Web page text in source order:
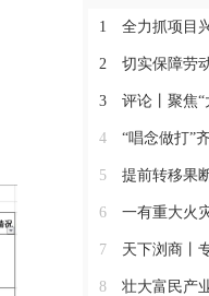
1 全力抓项目兴产业保
2 切实保障劳
3 评论丨聚焦“大县挑
4 “唱念做打”
5 提前转移果
6 一有重大火
7 天下浏商丨专注研发
8 壮大富民产业